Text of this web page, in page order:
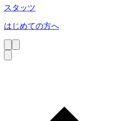
スタッツ
はじめての方へ